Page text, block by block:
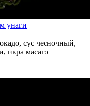
унаги
сус чесночный,
икра масаго